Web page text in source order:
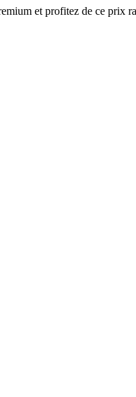
et profitez de ce prix